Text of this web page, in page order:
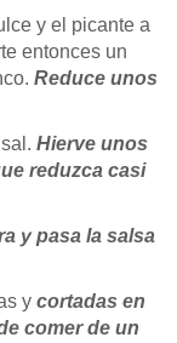
y el picante a
entonces un
Reduce unos
Hierve unos
reduzca casi
y pasa la salsa
y cortadas en
comer de un